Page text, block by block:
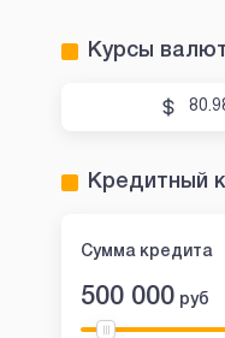
Курсы
Кредитный
Сумма кредита
500 000 руб